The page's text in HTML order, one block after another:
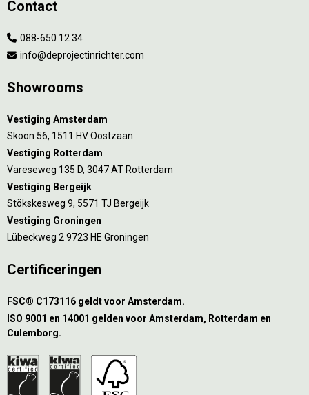
Contact
088-650 12 34
info@deprojectinrichter.com
Showrooms
Vestiging Amsterdam
Skoon 56, 1511 HV Oostzaan
Vestiging Rotterdam
Vareseweg 135 D, 3047 AT Rotterdam
Vestiging Bergeijk
Stökskesweg 9, 5571 TJ Bergeijk
Vestiging Groningen
Lübeckweg 2 9723 HE Groningen
Certificeringen
FSC® C173116 geldt voor Amsterdam.
ISO 9001 en 14001 gelden voor Amsterdam, Rotterdam en
Culemborg.